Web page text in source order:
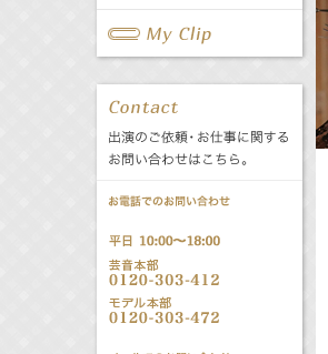
Radio
Radio
グループ
キャスター/レポーター
バラエティ 声優
文化事業部 クリエイター
誕生日 8/7
All Fanclub Page
All 関連事業
公式サービス